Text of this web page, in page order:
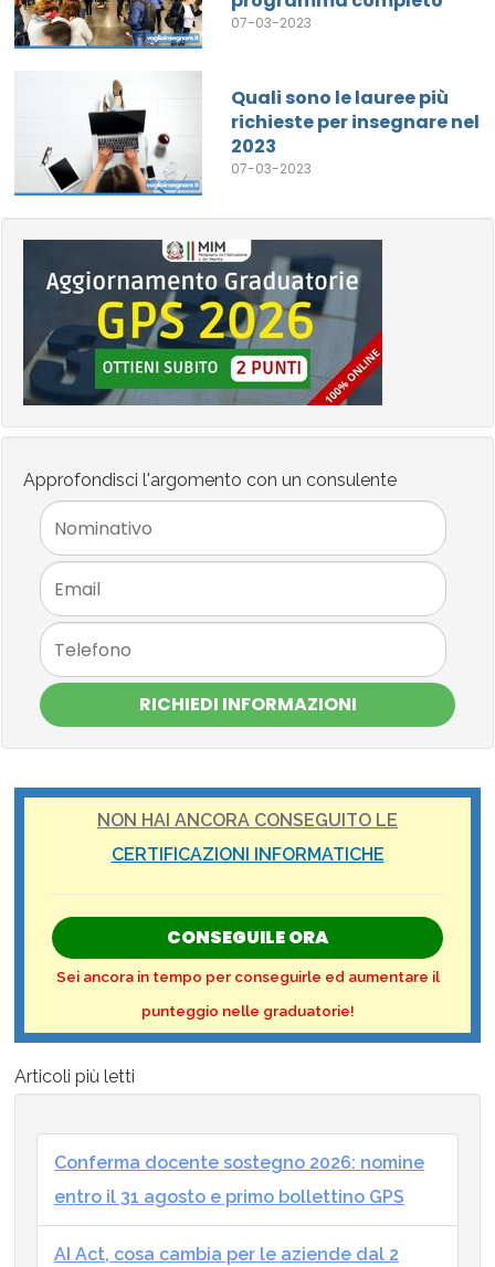
07-03-2023
Quali sono le lauree più
richieste per insegnare nel
2023
07-03-2023
Approfondisci l'argomento con un consulente
RICHIEDI INFORMAZIONI
NON HAI ANCORA CONSEGUITO LE
CERTIFICAZIONI INFORMATICHE
CONSEGUILE ORA
Sei ancora in tempo per conseguirle ed aumentare il
punteggio nelle graduatorie!
Articoli più letti
Conferma docente sostegno 2026: nomine
entro il 31 agosto e primo bollettino GPS
AI Act, cosa cambia per le aziende dal 2